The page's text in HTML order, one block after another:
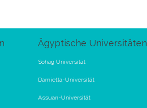
Ägyptische Universitäten
Sohag Universität
Damietta-Universität
Assuan-Universität